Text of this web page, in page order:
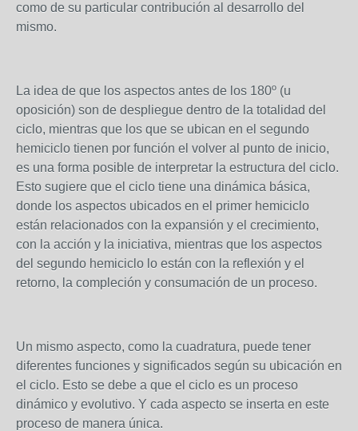
como de su particular contribución al desarrollo del
mismo.
La idea de que los aspectos antes de los 180º (u
oposición) son de despliegue dentro de la totalidad del
ciclo, mientras que los que se ubican en el segundo
hemiciclo tienen por función el volver al punto de inicio,
es una forma posible de interpretar la estructura del ciclo.
Esto sugiere que el ciclo tiene una dinámica básica,
donde los aspectos ubicados en el primer hemiciclo
están relacionados con la expansión y el crecimiento,
con la acción y la iniciativa, mientras que los aspectos
del segundo hemiciclo lo están con la reflexión y el
retorno, la compleción y consumación de un proceso.
Un mismo aspecto, como la cuadratura, puede tener
diferentes funciones y significados según su ubicación en
el ciclo. Esto se debe a que el ciclo es un proceso
dinámico y evolutivo. Y cada aspecto se inserta en este
proceso de manera única.